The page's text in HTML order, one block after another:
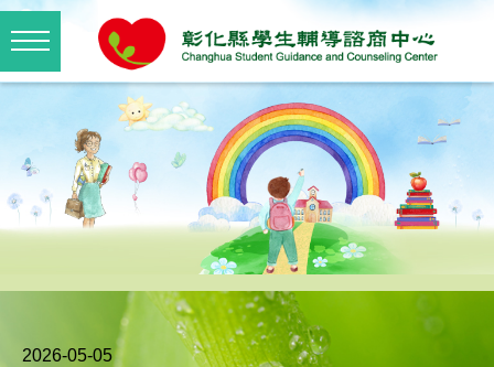
2026-07-20
彰化縣學生輔導諮商中心執行秘書遴聘結果公告
彰化縣學生輔導諮商中心執行秘書遴聘公告
2026-05-05